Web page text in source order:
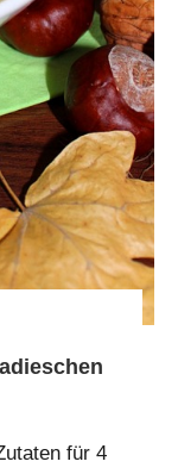
für 4